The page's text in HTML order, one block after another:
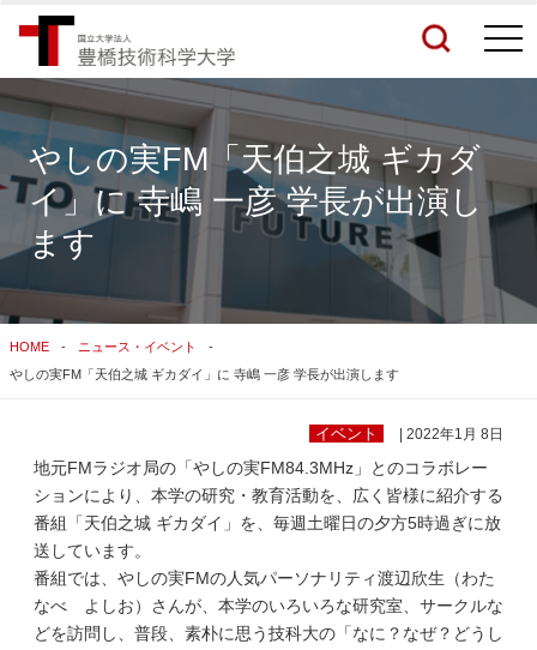
検索結果をもっと見る
関連サイトすべてを検索する
やしの実FM「天伯之城 ギカダ
イ」に 寺嶋 一彦 学長が出演し
ます
HOME
ニュース・イベント
やしの実FM「天伯之城 ギカダイ」に 寺嶋 一彦 学長が出演します
イベント | 2022年1月 8日
地元FMラジオ局の「やしの実FM84.3MHz」とのコラボレー
ションにより、本学の研究・教育活動を、広く皆様に紹介する
番組「天伯之城 ギカダイ」を、毎週土曜日の夕方5時過ぎに放
送しています。
番組では、やしの実FMの人気パーソナリティ渡辺欣生（わた
なべ よしお）さんが、本学のいろいろな研究室、サークルな
どを訪問し、普段、素朴に思う技科大の「なに？なぜ？どうし